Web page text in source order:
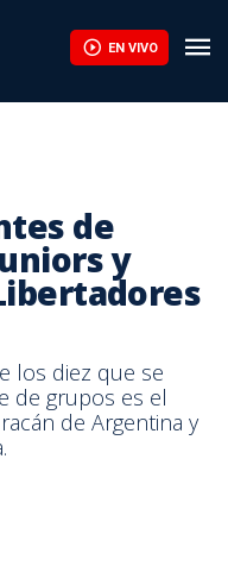
EN VIVO
de
y
los diez que se
de grupos es el
de Argentina y